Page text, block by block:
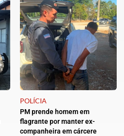
POLÍCIA
PM prende homem em
flagrante por manter ex-
companheira em cárcere